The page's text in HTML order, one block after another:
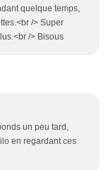
quelque temps,
/> Super
/> Bisous
un peu tard,
en regardant ces